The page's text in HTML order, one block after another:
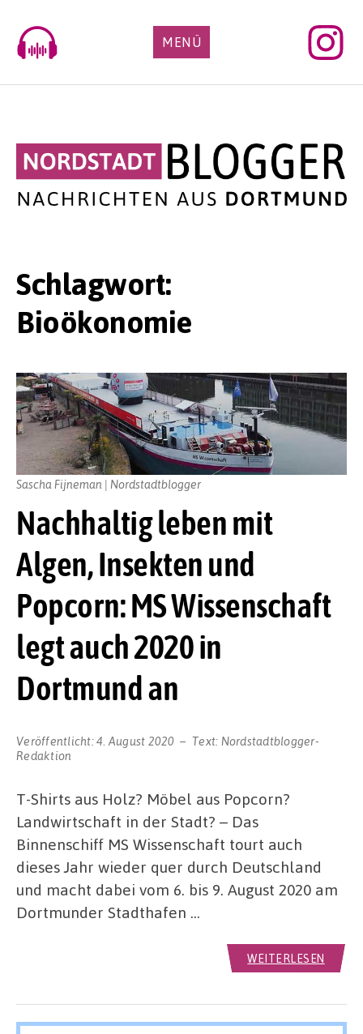
content
MENÜ
Schlagwort:
Bioökonomie
Nachhaltig leben mit
Algen, Insekten und
Popcorn: MS Wissenschaft
legt auch 2020 in
Dortmund an
Veröffentlicht:4. August 2020 Text: Nordstadtblogger-
Redaktion
Sascha Fijneman | Nordstadtblogger
T-Shirts aus Holz? Möbel aus Popcorn?
Landwirtschaft in der Stadt? – Das
Binnenschiff MS Wissenschaft tourt auch
dieses Jahr wieder quer durch Deutschland
und macht dabei vom 6. bis 9. August 2020 am
Dortmunder Stadthafen …
WEITERLESEN